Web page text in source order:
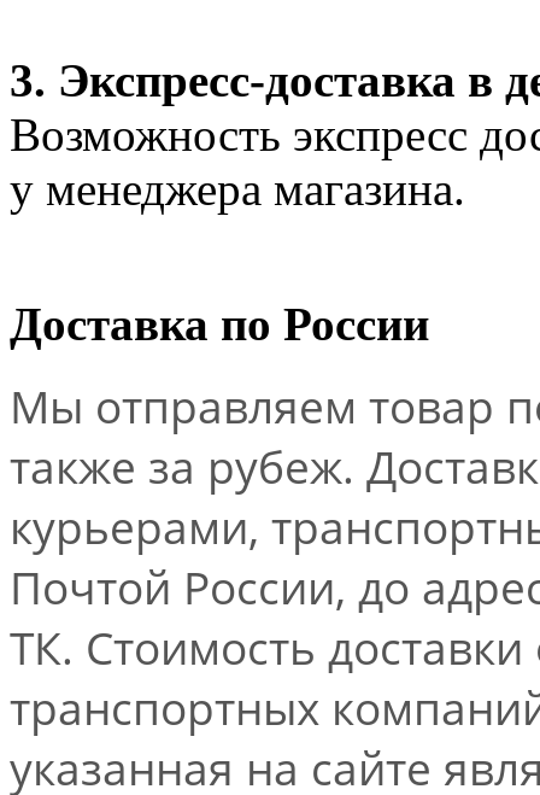
3. Экспресс-доставка в
Возможность экспресс
у менеджера магазина.
Доставка по России
Мы отправляем товар
также за рубеж.
курьерами,
Почтой России, до
ТК. Стоимость
транспортных
указанная на сайте